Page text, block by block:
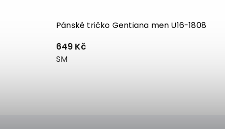
Pánské tričko Gentiana men U16-1808
649 Kč
SM